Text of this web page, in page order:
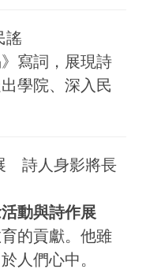
謠
寫詞，展現詩
學院、深入民
詩人身影將長
動與詩作展
的貢獻。他雖
人們心中。